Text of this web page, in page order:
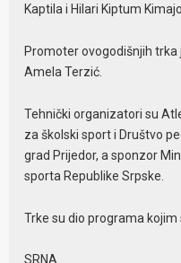
Kaptila i Hilari Kiptum Kimajo.
Promoter ovogodišnjih
Amela Terzić.
Tehnički organizatori su
za školski sport i Društvo
grad Prijedor, a sponzor
sporta Republike Srpske.
Trke su dio programa kojim
SRNA